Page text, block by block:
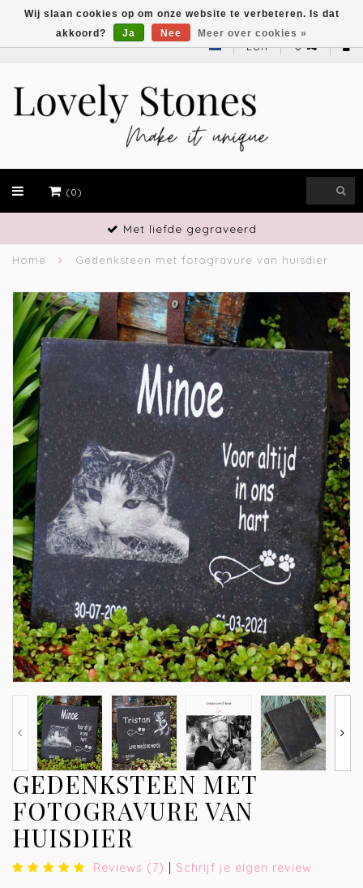
EUR
(0)
Vakmanschap
Home Gedenksteen met fotogravure van huisdier
GEDENKSTEEN MET
FOTOGRAVURE VAN
HUISDIER
Reviews (7) | Schrijf je eigen review
Wij slaan cookies op om onze website te verbeteren. Is dat
akkoord?
Ja Nee Meer over cookies »